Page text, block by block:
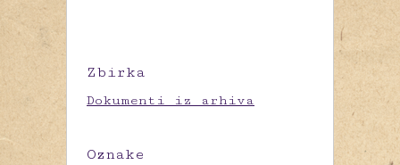
Zbirka
Dokumenti iz arhiva
Oznake